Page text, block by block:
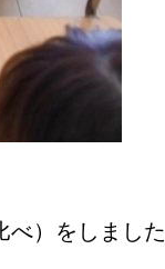
べ）をしました